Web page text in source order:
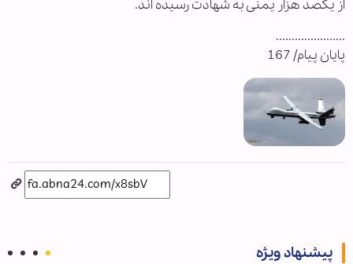
از یکصد هزار یمنی به شهادت رسیده اند.
......................
پایان پیام/ 167
پیشنهاد ویژه